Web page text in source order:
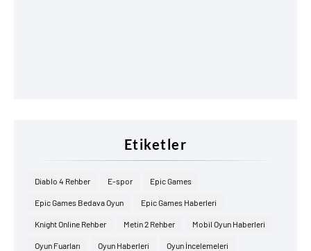
Etiketler
Diablo 4 Rehber E-spor Epic Games
Epic Games Bedava Oyun Epic Games Haberleri
Knight Online Rehber Metin 2 Rehber Mobil Oyun Haberleri
Oyun Fuarları Oyun Haberleri Oyun İncelemeleri